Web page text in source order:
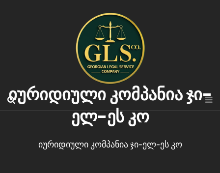
იურიდიული კომპანია ჯი-
ელ-ეს კო
იურიდიული კომპანია ჯი-ელ-ეს კო